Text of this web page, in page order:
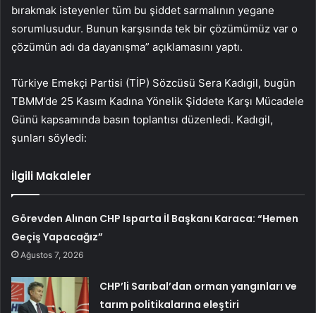
bırakmak isteyenler tüm bu şiddet sarmalının yegane
sorumlusudur. Bunun karşısında tek bir çözümümüz var o
çözümün adı da dayanışma” açıklamasını yaptı.
Türkiye Emekçi Partisi (TİP) Sözcüsü Sera Kadıgil, bugün
TBMM’de 25 Kasım Kadına Yönelik Şiddete Karşı Mücadele
Günü kapsamında basın toplantısı düzenledi. Kadıgil,
şunları söyledi:
İlgili Makaleler
Görevden Alınan CHP Isparta İl Başkanı Karaca: “Hemen
Geçiş Yapacağız”
Ağustos 7, 2026
CHP’li Sarıbal’dan orman yangınları ve
tarım politikalarına eleştiri